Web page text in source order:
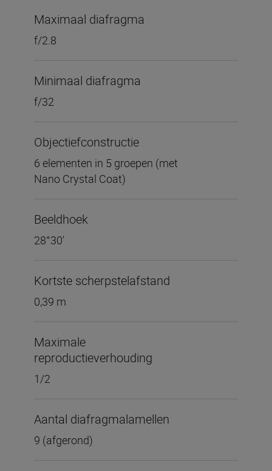
Maximaal diafragma
f/2.8
Minimaal diafragma
f/32
Objectiefconstructie
6 elementen in 5 groepen (met
Nano Crystal Coat)
Beeldhoek
28°30'
Kortste scherpstelafstand
0,39 m
Maximale
reproductieverhouding
1/2
Aantal diafragmalamellen
9 (afgerond)